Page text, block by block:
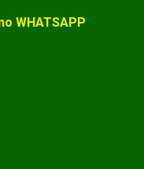
WHATSAPP